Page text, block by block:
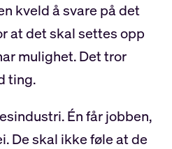
kveld å svare på det
at det skal settes opp
mulighet. Det tror
ting.
Én får jobben,
De skal ikke føle at de